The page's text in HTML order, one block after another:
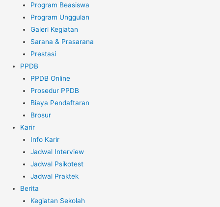
Program Beasiswa
Program Unggulan
Galeri Kegiatan
Sarana & Prasarana
Prestasi
PPDB
PPDB Online
Prosedur PPDB
Biaya Pendaftaran
Brosur
Karir
Info Karir
Jadwal Interview
Jadwal Psikotest
Jadwal Praktek
Berita
Kegiatan Sekolah